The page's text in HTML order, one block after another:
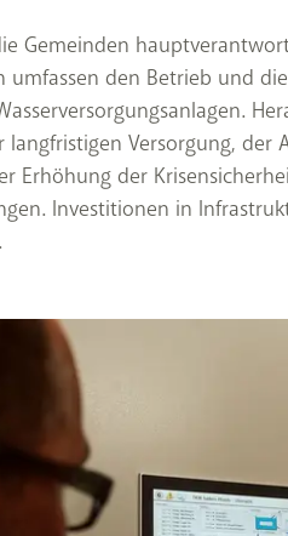
Gemeinden
umfassen den Betrieb und
langfristigen Versorgung, der
Erhöhung der
Investitionen in